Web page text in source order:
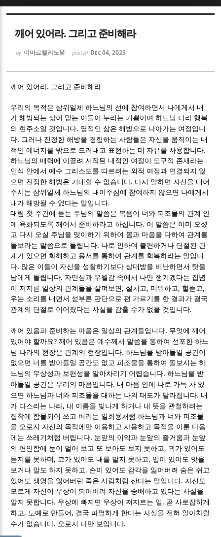
깨어 있어라. 그리고 준비해라
by 이마르첼리노M posted Dec 04, 2023
깨어 있어라. 그리고 준비해라
우리의 목적은 삼위일체 하느님의 선에 참여하면서 나에게서 내
가 해방되는 삶이 믿는 이들이 누리는 기쁨이며 하느님 나라 행복
의 현주소일 것입니다. 영적인 삶은 해방으로 나아가는 여정입니
다. 그러나 진정한 해방을 경험하는 사람들은 자신을 움직이는 내
적인 에너지를 밖으로 드러내고 표현하는 데 자유를 사용합니다.
하느님의 매력에 이끌려 시작된 내적인 여정이 도구적 존재라는
인식 안에서 예수 그리스도를 따르려는 외적 여정과 연결되지 않
으면 진정한 해방은 기대할 수 없습니다. 다시 말하면 자신을 내어
주시는 삼위일체 하느님의 내어주심에 참여하지 않으면 나에게서
내가 해방될 수 없다는 말입니다.
대림 첫 주간에 듣는 주님의 말씀은 복음이 너와 피조물의 관계 안
에 육화되도록 깨어서 준비하라고 하십니다. 이 말씀은 이미 오셨
고 다시 오실 주님을 맞이하기 위하여 몸과 마음을 다하여 관계를
돌보라는 말씀으로 들립니다. 나로 인하여 불편하거나 단절된 관
계가 있으면 화해하고 용서를 통하여 관계를 회복하라는 말입니
다. 많은 이들이 자신을 성찰하기보다 상대방을 비난하면서 탓을
남에게 돌립니다. 자만심과 우월감 속에서 나만 챙기겠다는 집념
이 저지른 일상의 관계들을 살펴보면 ,설치고 , 미워하고 , 헐뜯고 ,
우는 소리를 내면서 섣부른 판단으로 편 가르기를 한 결과가 결국
관계의 단절로 이어졌다는 사실을 감출 수가 없을 것입니다.
깨어 있음과 준비하는 마음은 일상의 관계들입니다. 무엇에 깨어
있어야 할까요?깨어 있음은 예수께서 말씀을 통하여 선포한 하느
님 나라의 현장은 관계의 현장입니다.하느님을 받아들일 공간이
없으면 너를 받아들일 공간도 없고 피조물을 통하여 돌보시는 하
느님의 무상성과 보편성을 알아차리기 어렵습니다.하느님을 받
아들일 공간은 우리의 마음입니다. 내 마음 안에 나로 가득 차 있
으면 하느님과 너와 피조물을 대하는 나의 태도가 달라집니다. 내
가 다스리는 나라, 내 이름을 빛나게 하거나 내 뜻을 관철하려는
집착에 함몰되어 쓰고 버리는 일회용처럼 하느님과 너와 피조물
을 오로지 자신의 목적에만 이용하고 사용하고 목적을 이룬 다음
에는 쓰레기처럼 버립니다. 눈앞의 이익과 눈앞의 즐거움과 눈앞
의 편안함에 눈이 멀어 보고 또 보아도 보지 못하고 , 귀가 있어도
듣지를 못하며 , 코가 있어도 내를 맡지 못하고 , 입이 있어도 맛을
보거나 말도 하지 못하고 , 손이 있어도 감각을 잃어버려 숨은 쉬고
있어도 생명을 잃어버린 죽은 사람처럼 산다는 말입니다. 자신도
모르게 자신이 우상이 되어버려 자신을 숭배하고 있다는 사실을
알지 못합니다. 우상에 빠지면 우상이 저지르는 일 , 곧 사로잡히게
하고 , 노예로 만들어 , 결국 파멸하게 한다는 사실을 전혀 알아차릴
수가 없습니다. 오로지 나만 보입니다.
Sketchbook5, 스케치북5
Sketchbook5, 스케치북5
Sketchbook5, 스케치북5
Sketchbook5, 스케치북5